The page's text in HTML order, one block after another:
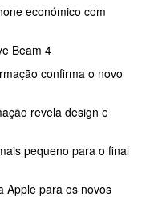
económico com
Beam 4
confirma o novo
revela design e
pequeno para o final
Apple para os novos